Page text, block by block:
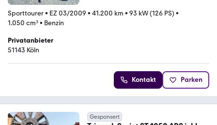
Sporttourer• EZ 03/2009 • 41.200 km • 93 kW (126 PS) •
1.050 cm³• Benzin
Privatanbieter
51143 Köln
Kontakt Parken
Gesponsert